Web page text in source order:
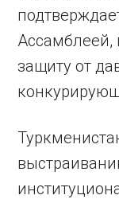
Ассамблеей,
защиту от